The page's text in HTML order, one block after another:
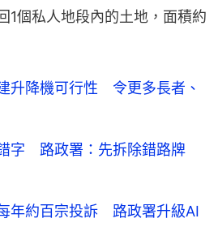
1個私人地段內的土地，面積約
升降機可行性 令更多長者、
錯字 路政署：先拆除錯路牌
年約百宗投訴 路政署升級AI